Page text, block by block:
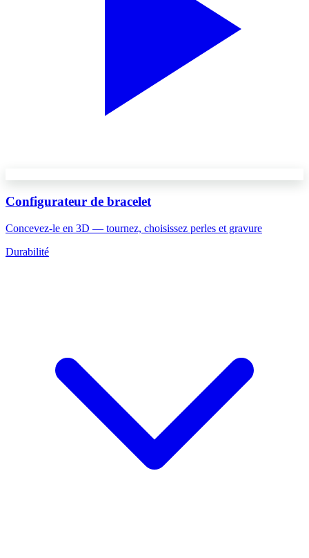
Configurateur de bracelet
Concevez-le en 3D — tournez, choisissez perles et gravure
Durabilité